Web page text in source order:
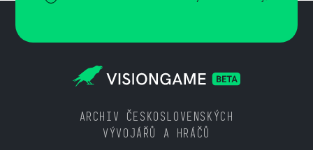
ARCHIV ČESKOSLOVENSKÝCH
VÝVOJÁŘŮ A HRÁČŮ